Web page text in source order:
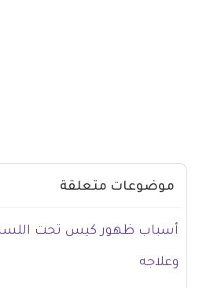
موضوعات متعلقة
أسباب ظهور كيس تحت
وعلاجه